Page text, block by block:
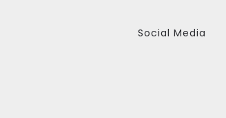
Social Media